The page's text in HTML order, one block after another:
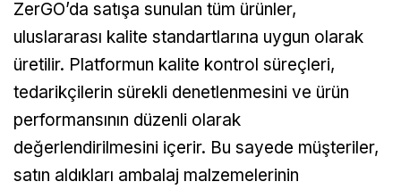
ZerGO’da satışa sunulan tüm ürünler,
uluslararası kalite standartlarına uygun olarak
üretilir. Platformun kalite kontrol süreçleri,
tedarikçilerin sürekli denetlenmesini ve ürün
performansının düzenli olarak
değerlendirilmesini içerir. Bu sayede müşteriler,
satın aldıkları ambalaj malzemelerinin